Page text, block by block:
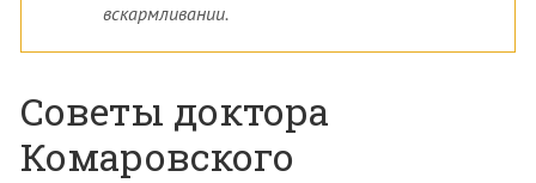
вскармливании.
Советы доктора
Комаровского